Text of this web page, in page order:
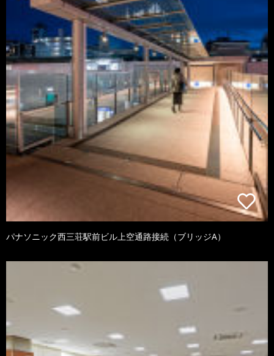
パナソニック西三荘駅前ビル上空通路接続（ブリッジA）